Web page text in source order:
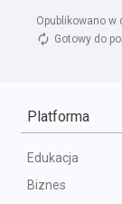
Opublikowano w
Gotowy do
Platforma
Edukacja
Biznes